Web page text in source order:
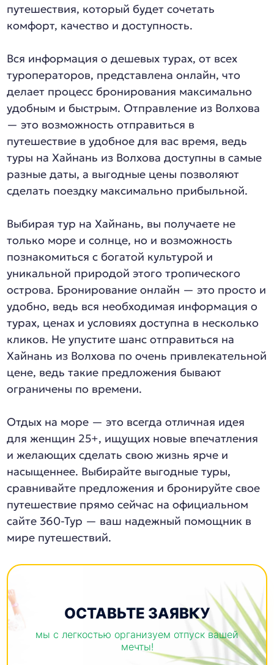
путешествия, который будет сочетать
комфорт, качество и доступность.
Вся информация о дешевых турах, от всех
туроператоров, представлена онлайн, что
делает процесс бронирования максимально
удобным и быстрым. Отправление из Волхова
— это возможность отправиться в
путешествие в удобное для вас время, ведь
туры на Хайнань из Волхова доступны в самые
разные даты, а выгодные цены позволяют
сделать поездку максимально прибыльной.
Выбирая тур на Хайнань, вы получаете не
только море и солнце, но и возможность
познакомиться с богатой культурой и
уникальной природой этого тропического
острова. Бронирование онлайн — это просто и
удобно, ведь вся необходимая информация о
турах, ценах и условиях доступна в несколько
кликов. Не упустите шанс отправиться на
Хайнань из Волхова по очень привлекательной
цене, ведь такие предложения бывают
ограничены по времени.
Отдых на море — это всегда отличная идея
для женщин 25+, ищущих новые впечатления
и желающих сделать свою жизнь ярче и
насыщеннее. Выбирайте выгодные туры,
сравнивайте предложения и бронируйте свое
путешествие прямо сейчас на официальном
сайте 360-Тур — ваш надежный помощник в
мире путешествий.
ОСТАВЬТЕ ЗАЯВКУ
мы с легкостью организуем отпуск вашей
мечты!